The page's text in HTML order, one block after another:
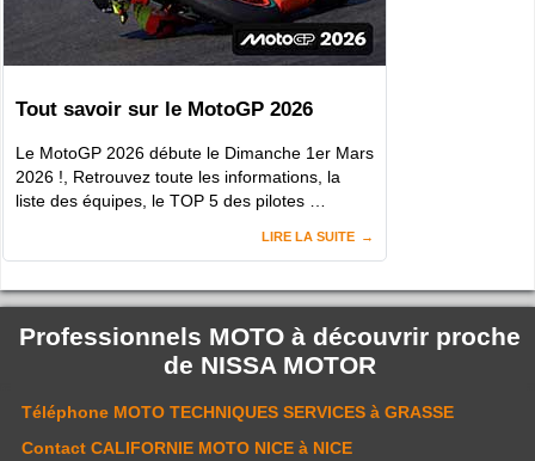
Tout savoir sur le MotoGP 2026
Le MotoGP 2026 débute le Dimanche 1er Mars
2026 !, Retrouvez toute les informations, la
liste des équipes, le TOP 5 des pilotes …
LIRE LA SUITE
Professionnels MOTO à découvrir proche
de NISSA MOTOR
Téléphone MOTO TECHNIQUES SERVICES à GRASSE
Contact CALIFORNIE MOTO NICE à NICE